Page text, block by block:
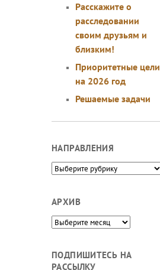
Расскажите о
расследовании
своим друзьям и
близким!
Приоритетные цели
на 2026 год
Решаемые задачи
НАПРАВЛЕНИЯ
Направления
АРХИВ
Архив
ПОДПИШИТЕСЬ НА
РАССЫЛКУ